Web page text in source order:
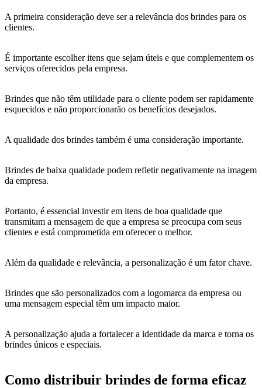
A primeira consideração deve ser a relevância dos brindes para os
clientes.
É importante escolher itens que sejam úteis e que complementem os
serviços oferecidos pela empresa.
Brindes que não têm utilidade para o cliente podem ser rapidamente
esquecidos e não proporcionarão os benefícios desejados.
A qualidade dos brindes também é uma consideração importante.
Brindes de baixa qualidade podem refletir negativamente na imagem
da empresa.
Portanto, é essencial investir em itens de boa qualidade que
transmitam a mensagem de que a empresa se preocupa com seus
clientes e está comprometida em oferecer o melhor.
Além da qualidade e relevância, a personalização é um fator chave.
Brindes que são personalizados com a logomarca da empresa ou
uma mensagem especial têm um impacto maior.
A personalização ajuda a fortalecer a identidade da marca e torna os
brindes únicos e especiais.
Como distribuir brindes de forma eficaz